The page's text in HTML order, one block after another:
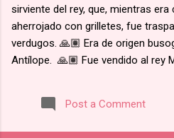
sirviente del rey, que, mientras
aherrojado con grilletes, fue
verdugos. 🙏🏽 Era de origen
Antílope. 🙏🏽 Fue vendido al rey
custodia de los prisioneros. 🙏🏽
de los Padres Blancos. 🙏🏽
Post a Comment